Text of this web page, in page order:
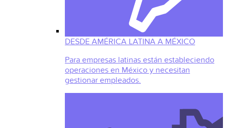
DESDE AMÉRICA LATINA A MÉXICO
Para empresas latinas están estableciendo
operaciones en México y necesitan
gestionar empleados.